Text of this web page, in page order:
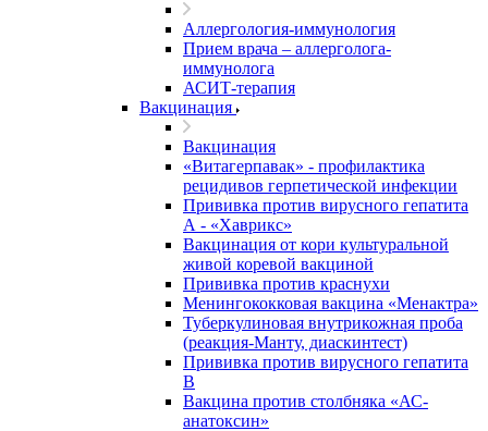
Аллергология-иммунология
Прием врача – аллерголога-
иммунолога
АСИТ-терапия
Вакцинация
Вакцинация
«Витагерпавак» - профилактика
рецидивов герпетической инфекции
Прививка против вирусного гепатита
А - «Хаврикс»
Вакцинация от кори культуральной
живой коревой вакциной
Прививка против краснухи
Менингококковая вакцина «Менактра»
Туберкулиновая внутрикожная проба
(реакция-Манту, диаскинтест)
Прививка против вирусного гепатита
В
Вакцина против столбняка «АС-
анатоксин»